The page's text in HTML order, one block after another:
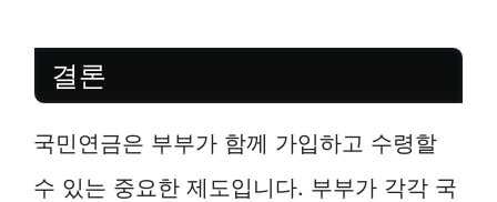
결론
국민연금은 부부가 함께 가입하고 수령할
수 있는 중요한 제도입니다. 부부가 각각 국